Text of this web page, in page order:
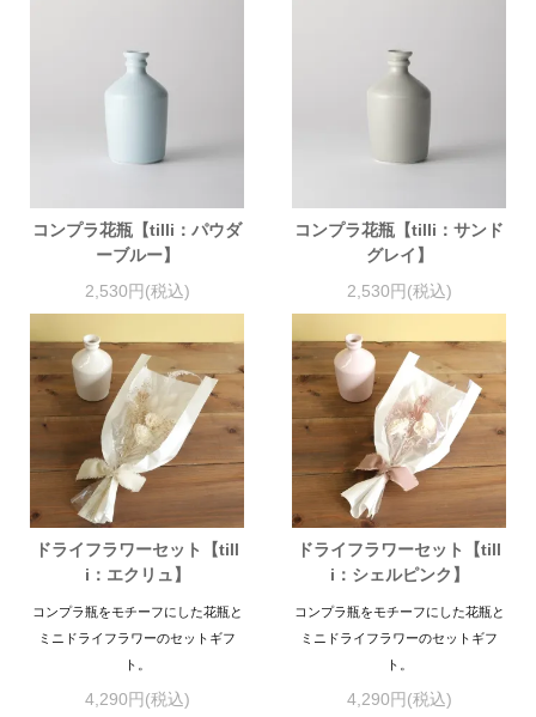
コンプラ花瓶【tilli：パウダ
ーブルー】
2,530円(税込)
コンプラ花瓶【tilli：サンド
グレイ】
2,530円(税込)
ドライフラワーセット【till
i：エクリュ】
コンプラ瓶をモチーフにした花瓶と
ミニドライフラワーのセットギフ
ト。
4,290円(税込)
ドライフラワーセット【till
i：シェルピンク】
コンプラ瓶をモチーフにした花瓶と
ミニドライフラワーのセットギフ
ト。
4,290円(税込)